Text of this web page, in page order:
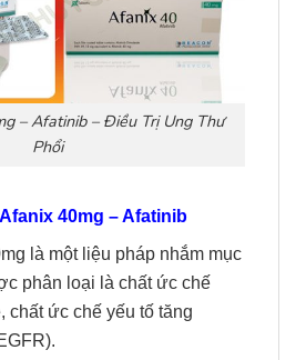
– Afatinib – Điều Trị Ung Thư
Phổi
40mg –Afatinib
là một liệu pháp nhắm mục
phân loại là chất ức chế
chất ức chế yếu tố tăng